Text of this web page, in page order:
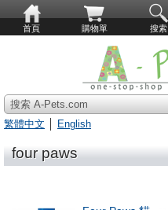
首頁 購物單 搜索
搜索 A-Pets.com
繁體中文
English
four paws